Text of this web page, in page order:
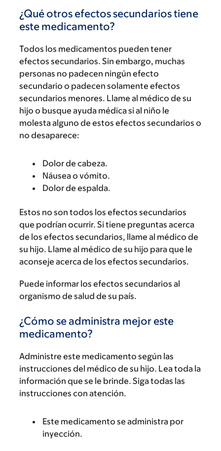
¿Qué otros efectos secundarios tiene
este medicamento?
Todos los medicamentos pueden tener
efectos secundarios. Sin embargo, muchas
personas no padecen ningún efecto
secundario o padecen solamente efectos
secundarios menores. Llame al médico de su
hijo o busque ayuda médica si al niño le
molesta alguno de estos efectos secundarios o
no desaparece:
Dolor de cabeza.
Náusea o vómito.
Dolor de espalda.
Estos no son todos los efectos secundarios
que podrían ocurrir. Si tiene preguntas acerca
de los efectos secundarios, llame al médico de
su hijo. Llame al médico de su hijo para que le
aconseje acerca de los efectos secundarios.
Puede informar los efectos secundarios al
organismo de salud de su país.
¿Cómo se administra mejor este
medicamento?
Administre este medicamento según las
instrucciones del médico de su hijo. Lea toda la
información que se le brinde. Siga todas las
instrucciones con atención.
Este medicamento se administra por
inyección.